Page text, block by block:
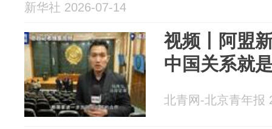
新华社 2026-07-14
视频丨阿盟
中国关系就
北青网-北京青年报